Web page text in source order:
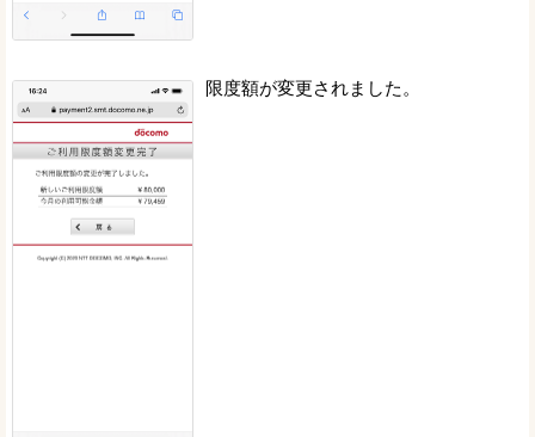
限度額が変更されました。